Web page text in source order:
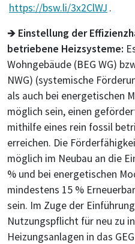
https://bsw.li/3x2ClWJ .
🡺 Einstellung der
betriebene Heizsysteme:
Wohngebäude (BEG WG)
NWG) (systemische
als auch bei energetischen
möglich sein, einen
mithilfe eines rein fossil
erreichen. Die
möglich im Neubau an die
% und bei energetischen
mindestens 15 %
sein. Im Zuge der
Nutzungspflicht für neu zu
Heizungsanlagen in das